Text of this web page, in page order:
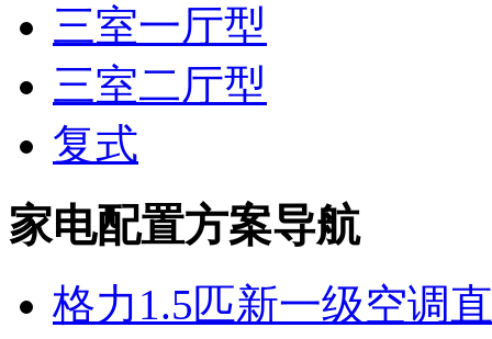
三室一厅型
三室二厅型
复式
家电配置方案导航
格力1.5匹新一级空调